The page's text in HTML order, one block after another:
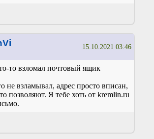
15.10.2021 03:46
то взломал почтовый ящик
не взламывал, адрес просто вписан,
позволяют. Я тебе хоть от kremlin.ru